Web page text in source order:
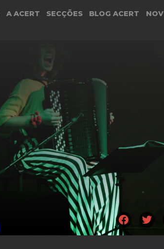
A ACERT SECÇÕES BLOG ACERT